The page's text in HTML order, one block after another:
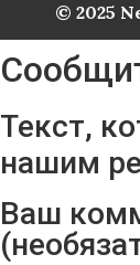
© 2025
Текст,
нашим
Ваш